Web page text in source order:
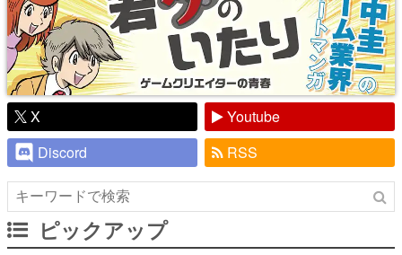
X
Youtube
Discord
RSS
ピックアップ